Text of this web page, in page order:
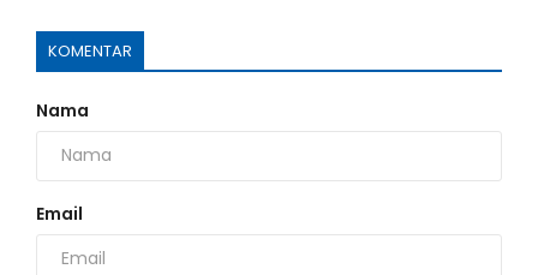
KOMENTAR
Nama
Email